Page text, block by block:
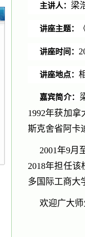
主讲人： 梁
讲座主题：
讲座时间：
讲座地点：
嘉宾简介：
1992年获加
斯克舍省阿卡
2001年9月
2018年担任
多国际工商大
欢迎广大